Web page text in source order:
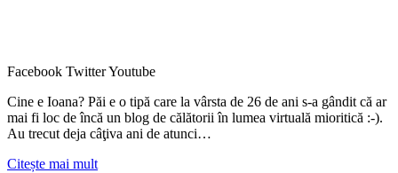
Facebook TwitterYoutube
Cine e Ioana? Păi e o tipă care la vârsta de 26 de ani s-a gândit că ar
mai fi loc de încă un blog de călătorii în lumea virtuală mioritică :-).
Au trecut deja câţiva ani de atunci…
Citește mai mult